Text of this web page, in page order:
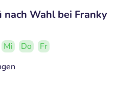
Wahl bei Franky
Mi Do
Fr